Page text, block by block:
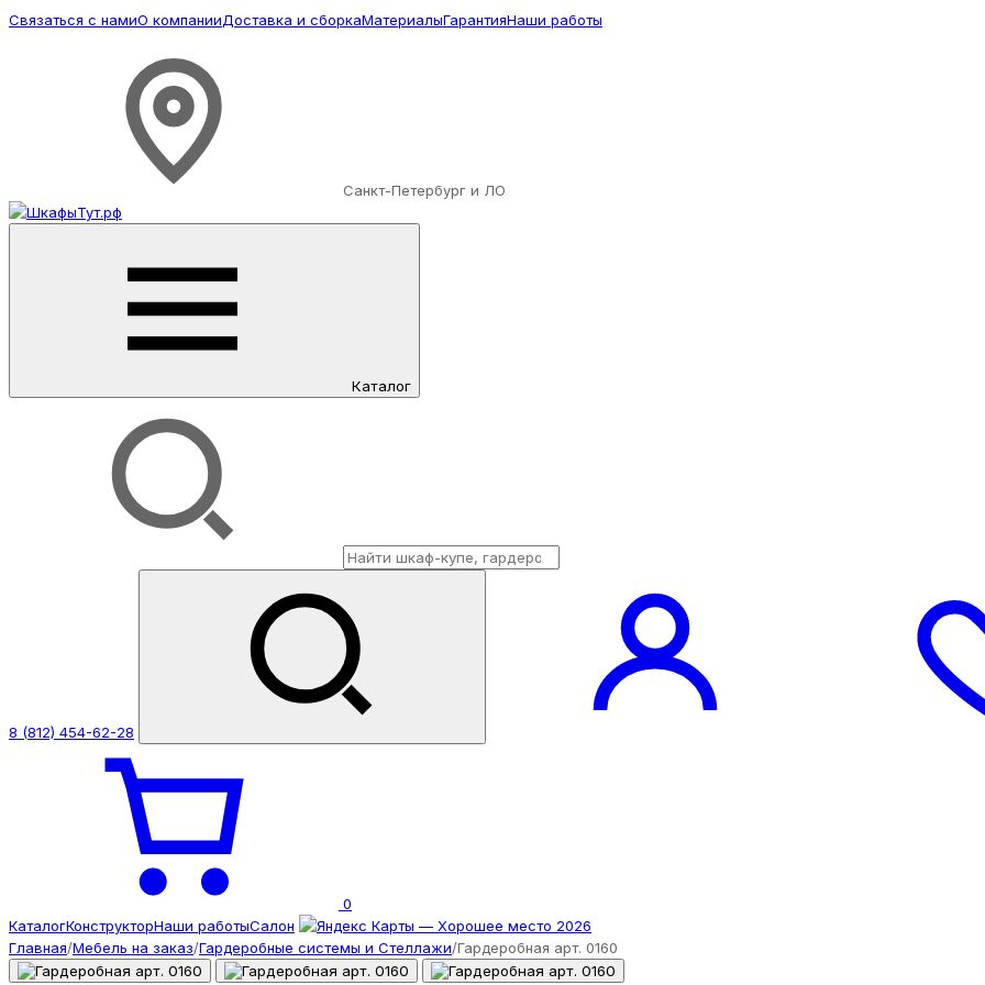
Связаться с намиО компанииДоставка и сборкаМатериалыГарантияНаши работы
Санкт-Петербург и ЛО
Каталог
8 (812) 454-62-28
0
КаталогКонструкторНаши работыСалон
Главная/Мебель на заказ/Гардеробные системы и Стеллажи/Гардеробная арт. 0160